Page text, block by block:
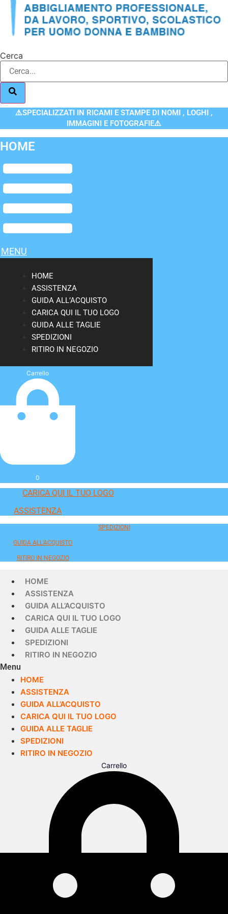
Cerca
⚠️SPECIALIZZATI IN RICAMI E STAMPE DI NOMI , LOGHI ,
IMMAGINI E FOTOGRAFIE⚠️
HOME
Flyout
Menu
MENU
HOME
ASSISTENZA
GUIDA ALL’ACQUISTO
CARICA QUI IL TUO LOGO
GUIDA ALLE TAGLIE
SPEDIZIONI
RITIRO IN NEGOZIO
Carrello
0
CARICA QUI IL TUO LOGO
ASSISTENZA
SPEDIZIONI
GUIDA ALL'ACQUISTO
RITIRO IN NEGOZIO
HOME
ASSISTENZA
GUIDA ALL’ACQUISTO
CARICA QUI IL TUO LOGO
GUIDA ALLE TAGLIE
SPEDIZIONI
RITIRO IN NEGOZIO
Menu
HOME
ASSISTENZA
GUIDA ALL’ACQUISTO
CARICA QUI IL TUO LOGO
GUIDA ALLE TAGLIE
SPEDIZIONI
RITIRO IN NEGOZIO
Carrello